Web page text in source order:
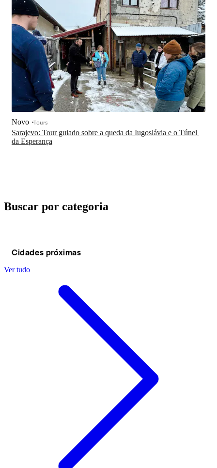
Sarajevo: Tour guiado sobre a queda da Iugoslávia e o Túnel
da Esperança
Novo Tours
Buscar por categoria
Cidades próximas
Ver tudo